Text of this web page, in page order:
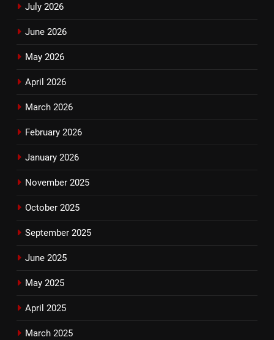
July 2026
June 2026
May 2026
April 2026
March 2026
February 2026
January 2026
November 2025
October 2025
September 2025
June 2025
May 2025
April 2025
March 2025